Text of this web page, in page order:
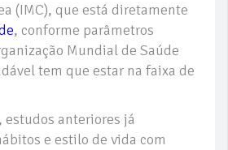
(IMC), que está diretamente
, conforme parâmetros
Mundial de Saúde
tem que estar na faixa de
estudos anteriores já
e estilo de vida com